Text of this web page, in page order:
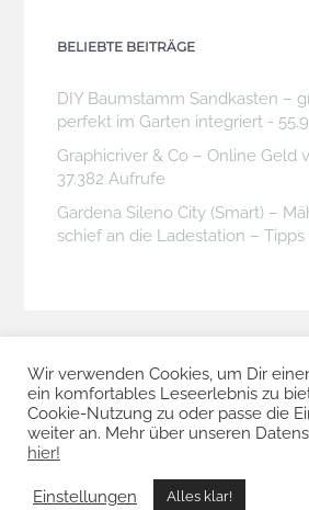
BELIEBTE BEITRÄGE
DIY Baumstamm Sandkasten –
perfekt im Garten integriert -
Graphicriver & Co – Online Geld
37.382 Aufrufe
Gardena Sileno City (Smart) –
schief an die Ladestation – Tipps
IMPRESSUM
Wir verwenden Cookies, um Dir
ein komfortables Leseerlebnis zu
Cookie-Nutzung zu oder passe die
weiter an. Mehr über unseren
hier!
Einstellungen Alles klar!